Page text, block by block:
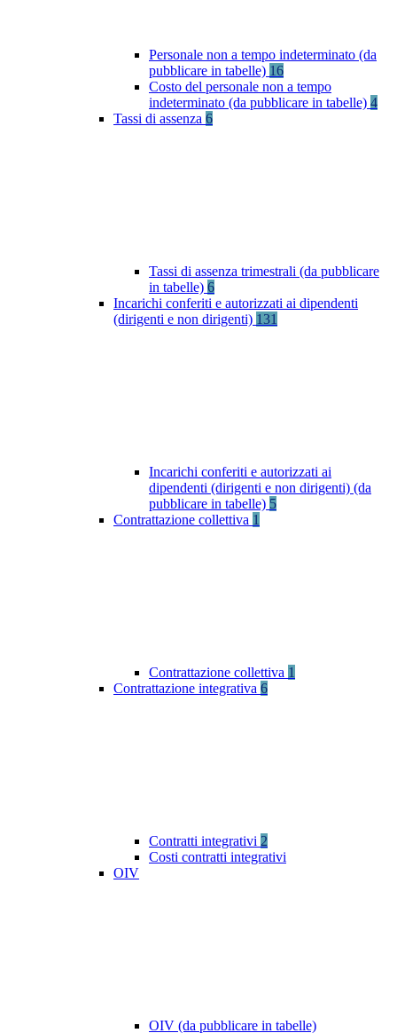
Personale non a tempo indeterminato (da
pubblicare in tabelle) 16
Costo del personale non a tempo
indeterminato (da pubblicare in tabelle) 4
Tassi di assenza 6
Tassi di assenza trimestrali (da pubblicare
in tabelle) 6
Incarichi conferiti e autorizzati ai dipendenti
(dirigenti e non dirigenti) 131
Incarichi conferiti e autorizzati ai
dipendenti (dirigenti e non dirigenti) (da
pubblicare in tabelle) 5
Contrattazione collettiva 1
Contrattazione collettiva 1
Contrattazione integrativa 6
Contratti integrativi 2
Costi contratti integrativi
OIV
OIV (da pubblicare in tabelle)